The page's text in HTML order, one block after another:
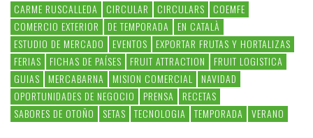
CARME RUSCALLEDA
CIRCULAR CIRCULARS
COEMFE
COMERCIO EXTERIOR
DE TEMPORADA
EN CATALÀ
ESTUDIO DE MERCADO
EVENTOS
EXPORTAR FRUTAS Y HORTALIZAS
FERIAS
FICHAS DE PAÍSES FRUIT ATTRACTION
FRUIT LOGISTICA
GUIAS
MERCABARNA MISION COMERCIAL
NAVIDAD
OPORTUNIDADES DE NEGOCIO
PRENSA
RECETAS
SABORES DE OTOÑO
SETAS TECNOLOGIA TEMPORADA VERANO